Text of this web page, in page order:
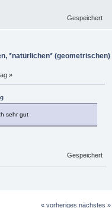
Gespeichert
*natürlichen* (geometrischen)
»
sehr gut
Gespeichert
« vorheriges nächstes »